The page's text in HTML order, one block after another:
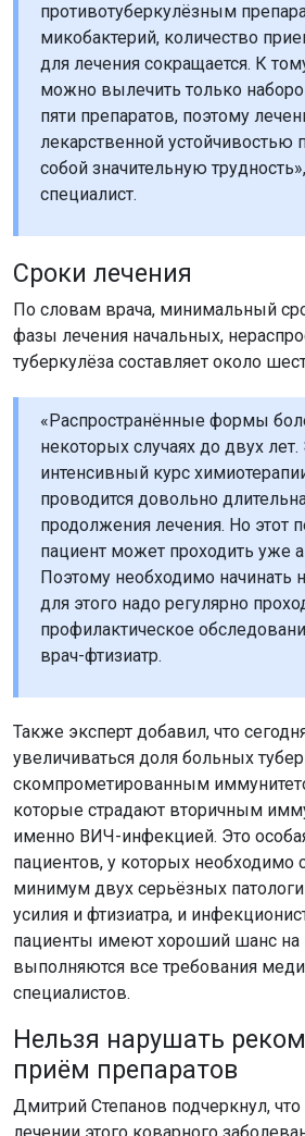
противотуберкулёзным
микобактерий, количество
для лечения сокращается. К
можно вылечить только
пяти препаратов, поэтому
лекарственной устойчивостью
собой значительную
специалист.
Сроки лечения
По словам врача, минимальный
фазы лечения начальных,
туберкулёза составляет около
«Распространённые формы
некоторых случаях до двух лет.
интенсивный курс
проводится довольно
продолжения лечения. Но этот
пациент может проходить уже
Поэтому необходимо начинать
для этого надо регулярно
профилактическое
врач-фтизиатр.
Также эксперт добавил, что
увеличиваться доля больных
скомпрометированным
которые страдают вторичным
именно ВИЧ-инфекцией. Это
пациентов, у которых необходимо
минимум двух серьёзных
усилия и фтизиатра, и
пациенты имеют хороший шанс на
выполняются все требования
специалистов.
Нельзя нарушать
приём препаратов
Дмитрий Степанов подчеркнул,